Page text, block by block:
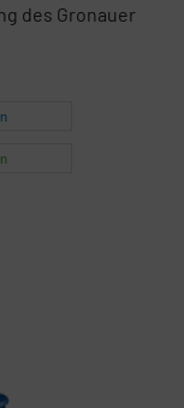
des Gronauer